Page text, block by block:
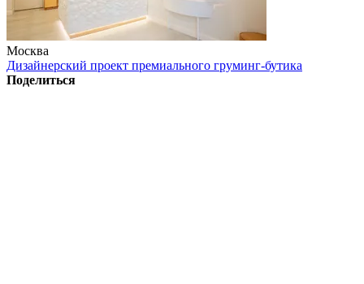
Москва
Дизайнерский проект премиального груминг-бутика
Поделиться